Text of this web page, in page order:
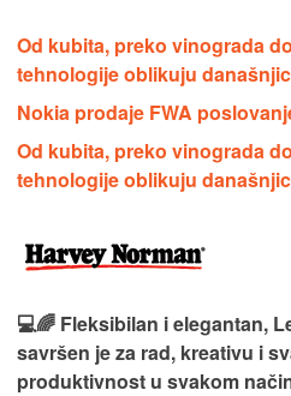
Od kubita, preko vinograda
tehnologije oblikuju
Nokia prodaje FWA
Od kubita, preko vinograda
tehnologije oblikuju
💻🌈 Fleksibilan i elegantan,
savršen je za rad, kreativu i
produktivnost u svakom